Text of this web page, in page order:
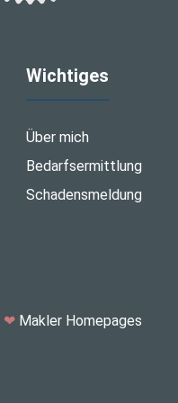
Wichtiges
Über mich
Bedarfsermittlung
Schadensmeldung
❤Makler Homepages